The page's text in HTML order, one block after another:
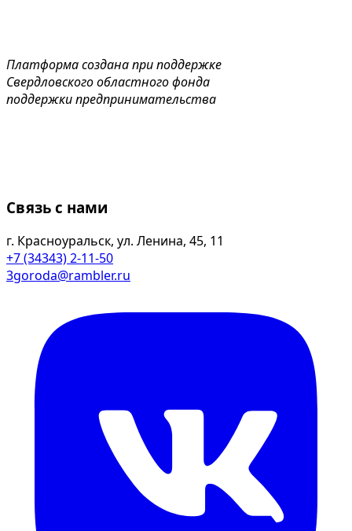
Платформа создана при поддержке
Свердловского областного фонда
поддержки предпринимательства
Связь с нами
г. Красноуральск, ул. Ленина, 45, 11
+7 (34343) 2-11-50
3goroda@rambler.ru